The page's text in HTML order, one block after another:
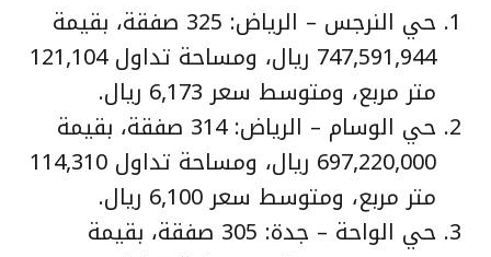
حي النرجس – الرياض: 325 صفقة، بقيمة
747,591,944 ريال، ومساحة تداول 121,104
متر مربع، ومتوسط سعر 6,173 ريال.
حي الوسام – الرياض: 314 صفقة، بقيمة
697,220,000 ريال، ومساحة تداول 114,310
متر مربع، ومتوسط سعر 6,100 ريال.
حي الواحة – جدة: 305 صفقة، بقيمة